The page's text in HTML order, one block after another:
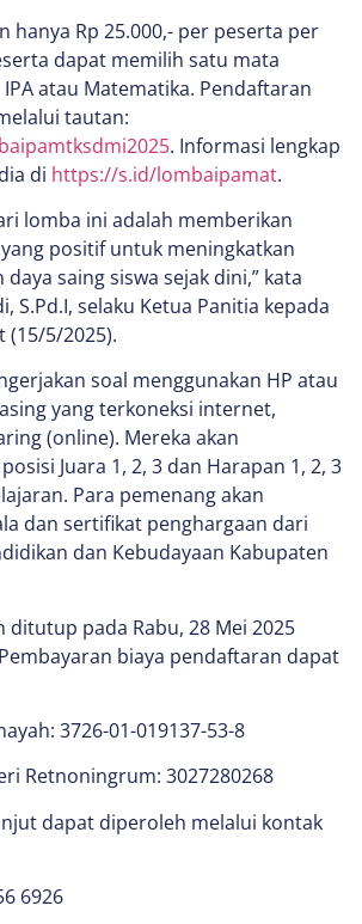
hanya Rp 25.000,- per peserta per
dapat memilih satu mata
atau Matematika. Pendaftaran
tautan:
. Informasi lengkap
di https://s.id/lombaipamat.
lomba ini adalah memberikan
positif untuk meningkatkan
saing siswa sejak dini,” kata
S.Pd.I, selaku Ketua Panitia kepada
(15/5/2025).
soal menggunakan HP atau
yang terkoneksi internet,
(online). Mereka akan
Juara 1, 2, 3 dan Harapan 1, 2, 3
Para pemenang akan
dan sertifikat penghargaan dari
dan Kebudayaan Kabupaten
ditutup pada Rabu, 28 Mei 2025
biaya pendaftaran dapat
3726-01-019137-53-8
Retnoningrum: 3027280268
dapat diperoleh melalui kontak
6926